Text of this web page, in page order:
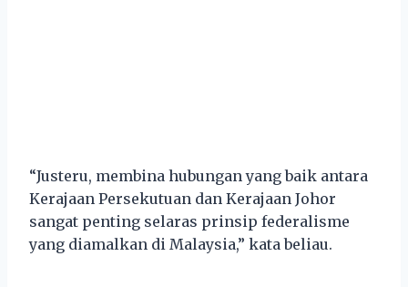
“Justeru, membina hubungan yang baik antara
Kerajaan Persekutuan dan Kerajaan Johor
sangat penting selaras prinsip federalisme
yang diamalkan di Malaysia,” kata beliau.